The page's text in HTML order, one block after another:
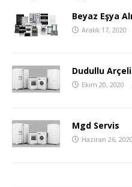
Beyaz Eşya
Aralık 17, 2020
Dudullu
Ekim 20, 2020
Mgd Servis
Haziran 26, 2020